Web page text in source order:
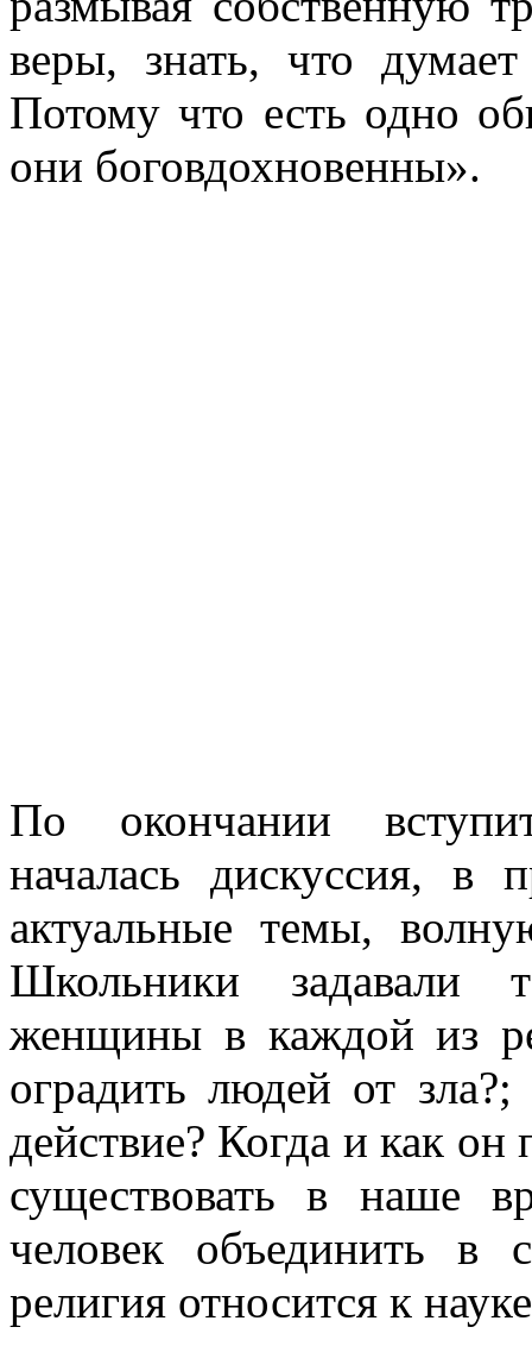
веры, знать, что
Потому что есть одно
они боговдохновенны».
По окончании
началась дискуссия, в
актуальные темы,
Школьники задавали
женщины в каждой из
оградить людей от
действие? Когда и как
существовать в наше
человек объединить в
религия относится к